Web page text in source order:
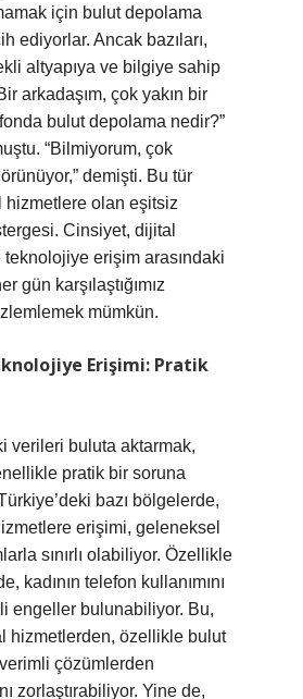
için bulut depolama
ediyorlar. Ancak bazıları,
altyapıya ve bilgiye sahip
arkadaşım, çok yakın bir
bulut depolama nedir?”
“Bilmiyorum, çok
demişti. Bu tür
hizmetlere olan eşitsiz
Cinsiyet, dijital
teknolojiye erişim arasındaki
gün karşılaştığımız
mümkün.
Erişimi: Pratik
verileri buluta aktarmak,
pratik bir soruna
bazı bölgelerde,
erişimi, geleneksel
sınırlı olabiliyor. Özellikle
kadının telefon kullanımını
engeller bulunabiliyor. Bu,
hizmetlerden, özellikle bulut
çözümlerden
zorlaştırabiliyor. Yine de,